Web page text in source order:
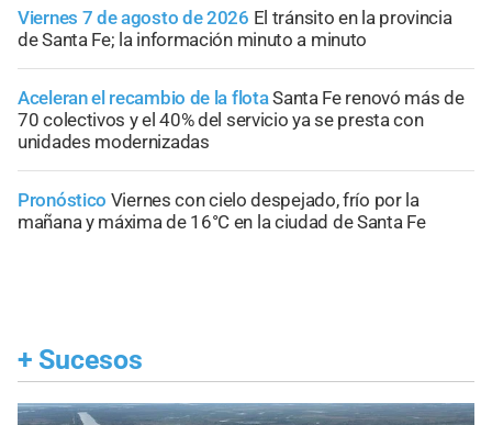
Viernes 7 de agosto de 2026 El tránsito en la provincia
de Santa Fe; la información minuto a minuto
Aceleran el recambio de la flotaSanta Fe renovó más de
70 colectivos y el 40% del servicio ya se presta con
unidades modernizadas
Pronóstico Viernes con cielo despejado, frío por la
mañana y máxima de 16°C en la ciudad de Santa Fe
+ Sucesos